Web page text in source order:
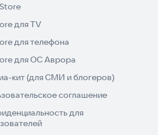
для TV
для телефона
для ОС Аврора
кит (для СМИ и блогеров)
соглашение
для